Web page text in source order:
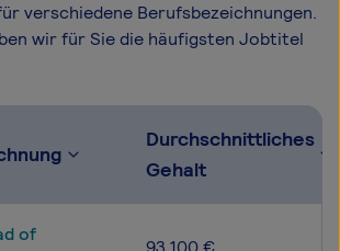
verschiedene Berufsbezeichnungen.
wir für Sie die häufigsten Jobtitel
Durchschnittliches
Gehalt
of